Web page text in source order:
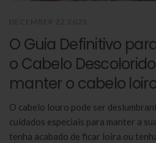
O Guia Definitivo
o Cabelo
manter o cabelo
O cabelo louro pode ser
cuidados especiais para manter a
tenha acabado de ficar loira ou